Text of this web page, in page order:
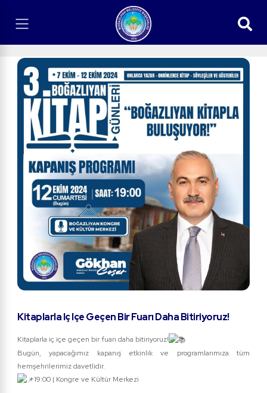
Kitaplarla Iç Içe Geçen Bir Fuarı Daha Bitiriyoruz!
Kitaplarla iç içe geçen bir fuarı daha bitiriyoruz!
Bugün, yapacağımız kapanış etkinlik ve programlarımıza tüm
hemşehrilerimiz davetlidir.
19:00 | Kongre ve Kültür Merkezi